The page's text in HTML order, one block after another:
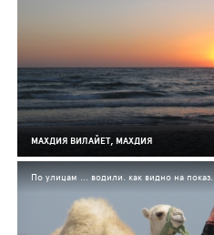
МАХДИЯ ВИЛАЙЕТ, МАХДИЯ
По улицам ... водили. как видно на показ.